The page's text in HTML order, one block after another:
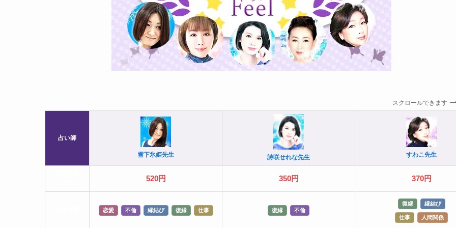
スクロールできます
占い師
雪下氷姫先生 詩咲せれな先生 すわこ先生
520円 350円 370円
恋愛 不倫 縁結び 復縁 仕事 復縁 不倫
復縁 縁結び
仕事 人間関係